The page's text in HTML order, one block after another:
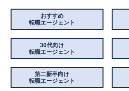
おすすめ
転職エージェント
30代向け
転職エージェント
第二新卒向け
転職エージェント